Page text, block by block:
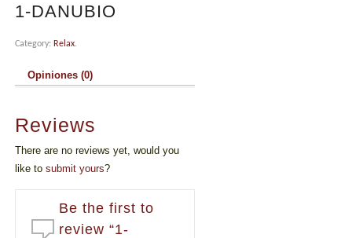
1-DANUBIO
Category: Relax.
Opiniones (0)
Reviews
There are no reviews yet, would you
like to submit yours?
Be the first to
review “1-